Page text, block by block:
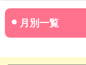
菊武学園からのお知らせ
名古屋産業大学
菊華高等学校